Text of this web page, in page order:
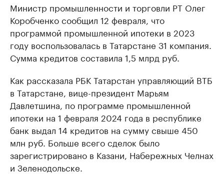
Министр промышленности и торговли РТ Олег
Коробченко сообщил 12 февраля, что
программой промышленной ипотеки в 2023
году воспользовалась в Татарстане 31 компания.
Сумма кредитов составила 1,5 млрд руб.
Как рассказала РБК Татарстан управляющий ВТБ
в Татарстане, вице-президент Марьям
Давлетшина, по программе промышленной
ипотеки на 1 февраля 2024 года в республике
банк выдал 14 кредитов на сумму свыше 450
млн руб. Больше всего сделок было
зарегистрировано в Казани, Набережных Челнах
и Зеленодольске.